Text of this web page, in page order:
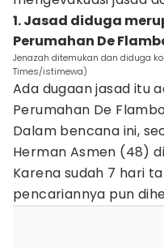
1. Jasad diduga
Perumahan De
Jenazah ditemukan dan diduga
Times/istimewa)
Ada dugaan jasad itu
Perumahan De
Dalam bencana ini,
Herman Asmen (48)
Karena sudah 7 hari
pencariannya pun